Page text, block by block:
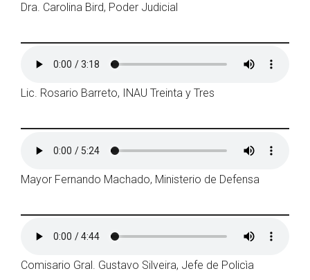
Dra. Carolina Bird, Poder Judicial
Lic. Rosario Barreto, INAU Treinta y Tres
Mayor Fernando Machado, Ministerio de Defensa
Comisario Gral. Gustavo Silveira, Jefe de Policìa